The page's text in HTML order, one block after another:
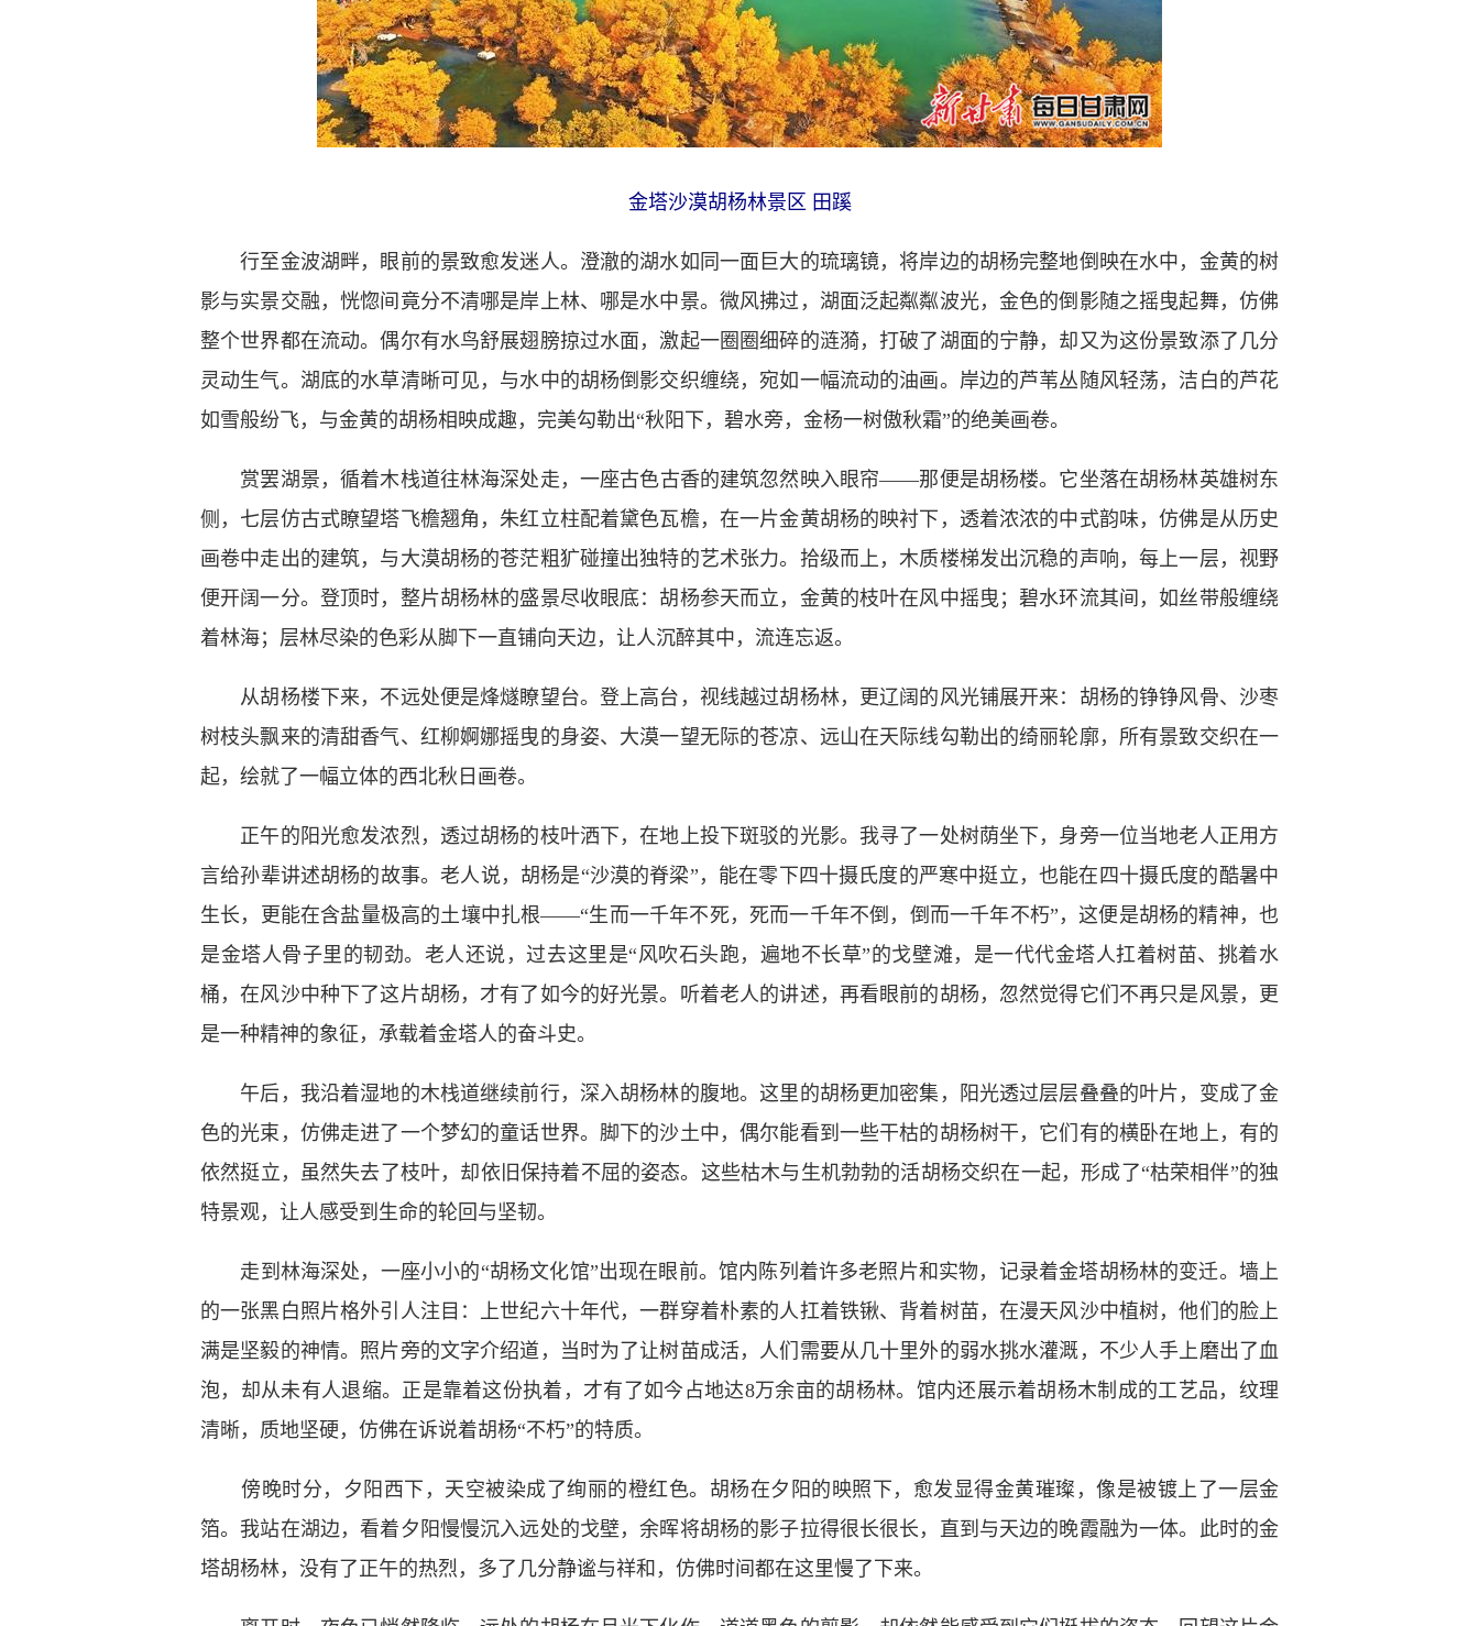
金塔沙漠胡杨林景区 田蹊
行至金波湖畔，眼前的景致愈发迷人。澄澈的湖水如同一面巨大的琉璃镜，将岸边的胡杨完整地倒映在水中，金黄的树
影与实景交融，恍惚间竟分不清哪是岸上林、哪是水中景。微风拂过，湖面泛起粼粼波光，金色的倒影随之摇曳起舞，仿佛
整个世界都在流动。偶尔有水鸟舒展翅膀掠过水面，激起一圈圈细碎的涟漪，打破了湖面的宁静，却又为这份景致添了几分
灵动生气。湖底的水草清晰可见，与水中的胡杨倒影交织缠绕，宛如一幅流动的油画。岸边的芦苇丛随风轻荡，洁白的芦花
如雪般纷飞，与金黄的胡杨相映成趣，完美勾勒出“秋阳下，碧水旁，金杨一树傲秋霜”的绝美画卷。
赏罢湖景，循着木栈道往林海深处走，一座古色古香的建筑忽然映入眼帘——那便是胡杨楼。它坐落在胡杨林英雄树东
侧，七层仿古式瞭望塔飞檐翘角，朱红立柱配着黛色瓦檐，在一片金黄胡杨的映衬下，透着浓浓的中式韵味，仿佛是从历史
画卷中走出的建筑，与大漠胡杨的苍茫粗犷碰撞出独特的艺术张力。拾级而上，木质楼梯发出沉稳的声响，每上一层，视野
便开阔一分。登顶时，整片胡杨林的盛景尽收眼底：胡杨参天而立，金黄的枝叶在风中摇曳；碧水环流其间，如丝带般缠绕
着林海；层林尽染的色彩从脚下一直铺向天边，让人沉醉其中，流连忘返。
从胡杨楼下来，不远处便是烽燧瞭望台。登上高台，视线越过胡杨林，更辽阔的风光铺展开来：胡杨的铮铮风骨、沙枣
树枝头飘来的清甜香气、红柳婀娜摇曳的身姿、大漠一望无际的苍凉、远山在天际线勾勒出的绮丽轮廓，所有景致交织在一
起，绘就了一幅立体的西北秋日画卷。
正午的阳光愈发浓烈，透过胡杨的枝叶洒下，在地上投下斑驳的光影。我寻了一处树荫坐下，身旁一位当地老人正用方
言给孙辈讲述胡杨的故事。老人说，胡杨是“沙漠的脊梁”，能在零下四十摄氏度的严寒中挺立，也能在四十摄氏度的酷暑中
生长，更能在含盐量极高的土壤中扎根——“生而一千年不死，死而一千年不倒，倒而一千年不朽”，这便是胡杨的精神，也
是金塔人骨子里的韧劲。老人还说，过去这里是“风吹石头跑，遍地不长草”的戈壁滩，是一代代金塔人扛着树苗、挑着水
桶，在风沙中种下了这片胡杨，才有了如今的好光景。听着老人的讲述，再看眼前的胡杨，忽然觉得它们不再只是风景，更
是一种精神的象征，承载着金塔人的奋斗史。
午后，我沿着湿地的木栈道继续前行，深入胡杨林的腹地。这里的胡杨更加密集，阳光透过层层叠叠的叶片，变成了金
色的光束，仿佛走进了一个梦幻的童话世界。脚下的沙土中，偶尔能看到一些干枯的胡杨树干，它们有的横卧在地上，有的
依然挺立，虽然失去了枝叶，却依旧保持着不屈的姿态。这些枯木与生机勃勃的活胡杨交织在一起，形成了“枯荣相伴”的独
特景观，让人感受到生命的轮回与坚韧。
走到林海深处，一座小小的“胡杨文化馆”出现在眼前。馆内陈列着许多老照片和实物，记录着金塔胡杨林的变迁。墙上
的一张黑白照片格外引人注目：上世纪六十年代，一群穿着朴素的人扛着铁锹、背着树苗，在漫天风沙中植树，他们的脸上
满是坚毅的神情。照片旁的文字介绍道，当时为了让树苗成活，人们需要从几十里外的弱水挑水灌溉，不少人手上磨出了血
泡，却从未有人退缩。正是靠着这份执着，才有了如今占地达8万余亩的胡杨林。馆内还展示着胡杨木制成的工艺品，纹理
清晰，质地坚硬，仿佛在诉说着胡杨“不朽”的特质。
傍晚时分，夕阳西下，天空被染成了绚丽的橙红色。胡杨在夕阳的映照下，愈发显得金黄璀璨，像是被镀上了一层金
箔。我站在湖边，看着夕阳慢慢沉入远处的戈壁，余晖将胡杨的影子拉得很长很长，直到与天边的晚霞融为一体。此时的金
塔胡杨林，没有了正午的热烈，多了几分静谧与祥和，仿佛时间都在这里慢了下来。